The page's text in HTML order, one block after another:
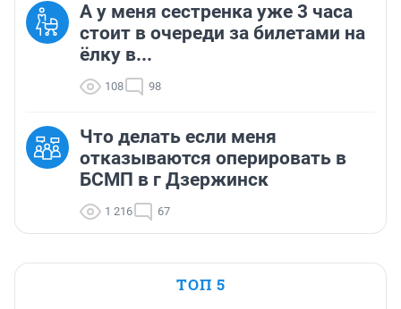
А у меня сестренка уже 3 часа
стоит в очереди за билетами на
ёлку в...
108 98
Что делать если меня
отказываются оперировать в
БСМП в г Дзержинск
1 216 67
ТОП 5